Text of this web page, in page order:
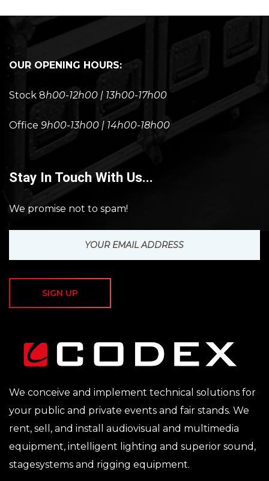
OUR OPENING HOURS:
Stock 8h00-12h00 | 13h00-17h00
Office 9h00-13h00 | 14h00-18h00
Stay In Touch With Us...
We promise not to spam!
SIGN UP
We conceive and implement technical solutions for
your public and private events and fair stands. We
rent, sell, and install audiovisual and multimedia
equipment, intelligent lighting and superior sound,
stagesystems and rigging equipment.